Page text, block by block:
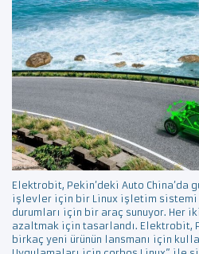
Elektrobit, Pekin’deki Auto China’da
işlevler için bir Linux işletim sistemi
durumları için bir araç sunuyor. Her
azaltmak için tasarlandı. Elektrobit,
birkaç yeni ürünün lansmanı için